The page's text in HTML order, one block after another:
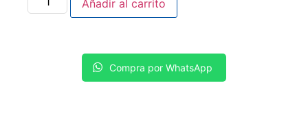
Añadir al carrito
Compra por WhatsApp